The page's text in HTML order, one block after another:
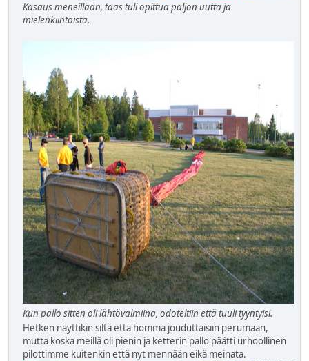
Kasaus meneillään, taas tuli opittua paljon uutta ja
mielenkiintoista.
Kun pallo sitten oli lähtövalmiina, odoteltiin että tuuli tyyntyisi.
Hetken näyttikin siltä että homma jouduttaisiin perumaan,
mutta koska meillä oli pienin ja ketterin pallo päätti urhoollinen
pilottimme kuitenkin että nyt mennään eikä meinata.